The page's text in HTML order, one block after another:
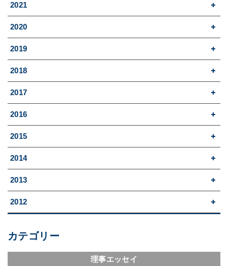
2021
2020
2019
2018
2017
2016
2015
2014
2013
2012
カテゴリー
理事エッセイ